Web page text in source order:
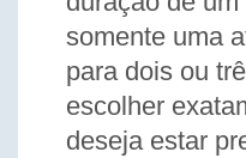
somente uma
para dois ou
escolher
deseja estar